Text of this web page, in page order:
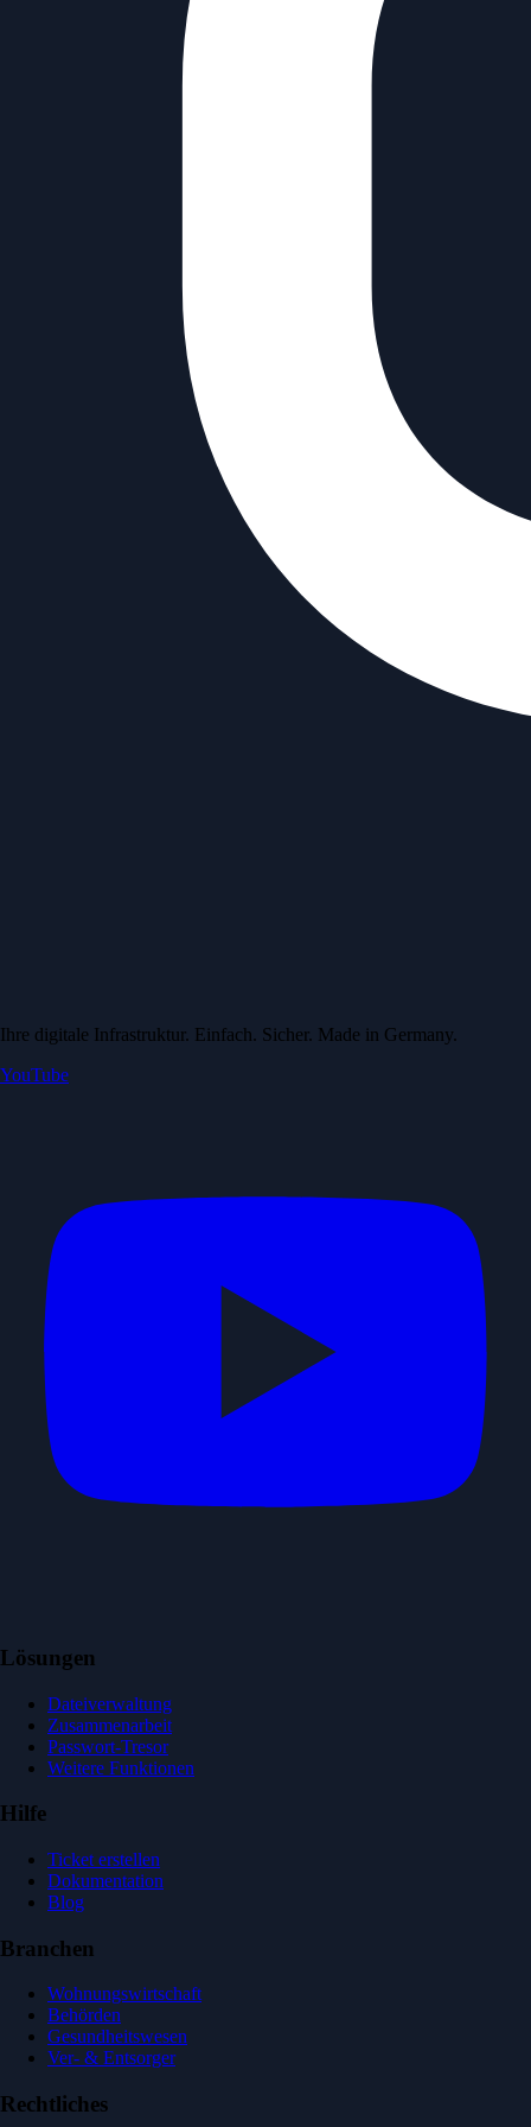
Ihre digitale Infrastruktur. Einfach. Sicher. Made in Germany.
YouTube
Lösungen
Dateiverwaltung
Zusammenarbeit
Passwort-Tresor
Weitere Funktionen
Hilfe
Ticket erstellen
Dokumentation
Blog
Branchen
Wohnungswirtschaft
Behörden
Gesundheitswesen
Ver- & Entsorger
Rechtliches